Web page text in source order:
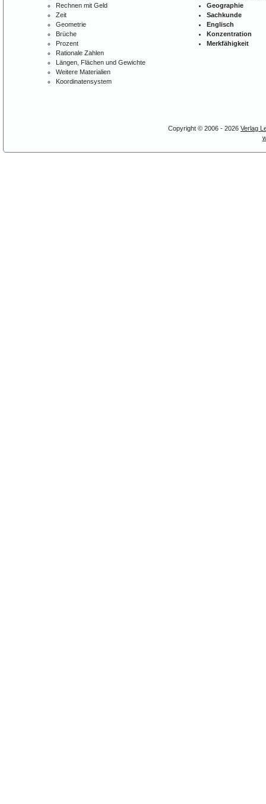
Rechnen mit Geld
Zeit
Geometrie
Brüche
Prozent
Rationale Zahlen
Längen, Flächen und Gewichte
Weitere Materialien
Koordinatensystem
Geographie
Sachkunde
Englisch
Konzentration
Merkfähigkeit
Copyright © 2006 - 2026 Verlag